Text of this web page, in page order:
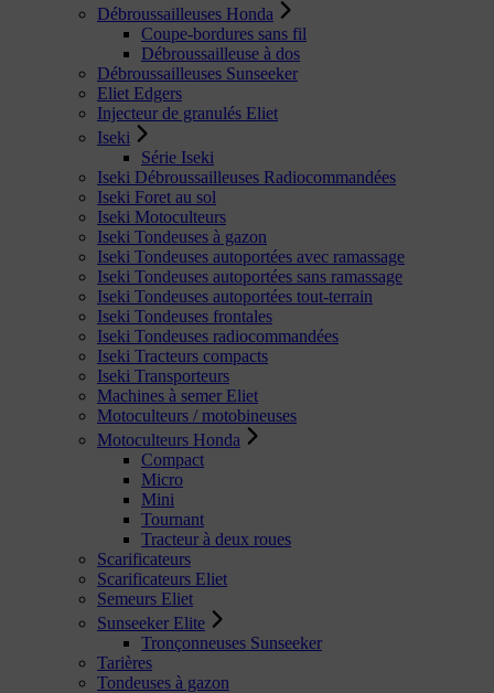
Débroussailleuses Honda
Coupe-bordures sans fil
Débroussailleuse à dos
Débroussailleuses Sunseeker
Eliet Edgers
Injecteur de granulés Eliet
Iseki
Série Iseki
Iseki Débroussailleuses Radiocommandées
Iseki Foret au sol
Iseki Motoculteurs
Iseki Tondeuses à gazon
Iseki Tondeuses autoportées avec ramassage
Iseki Tondeuses autoportées sans ramassage
Iseki Tondeuses autoportées tout-terrain
Iseki Tondeuses frontales
Iseki Tondeuses radiocommandées
Iseki Tracteurs compacts
Iseki Transporteurs
Machines à semer Eliet
Motoculteurs / motobineuses
Motoculteurs Honda
Compact
Micro
Mini
Tournant
Tracteur à deux roues
Scarificateurs
Scarificateurs Eliet
Semeurs Eliet
Sunseeker Elite
Tronçonneuses Sunseeker
Tarières
Tondeuses à gazon